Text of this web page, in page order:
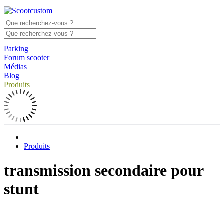
Parking
Forum scooter
Médias
Blog
Produits
Produits
transmission secondaire pour
stunt